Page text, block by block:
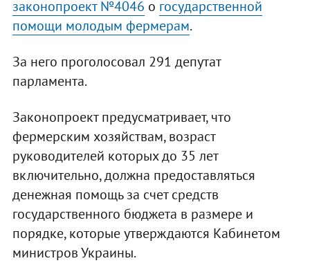
законопроект №4046 о государственной
помощи молодым фермерам.
За него проголосовал 291 депутат
парламента.
Законопроект предусматривает, что
фермерским хозяйствам, возраст
руководителей которых до 35 лет
включительно, должна предоставляться
денежная помощь за счет средств
государственного бюджета в размере и
порядке, которые утверждаются Кабинетом
министров Украины.